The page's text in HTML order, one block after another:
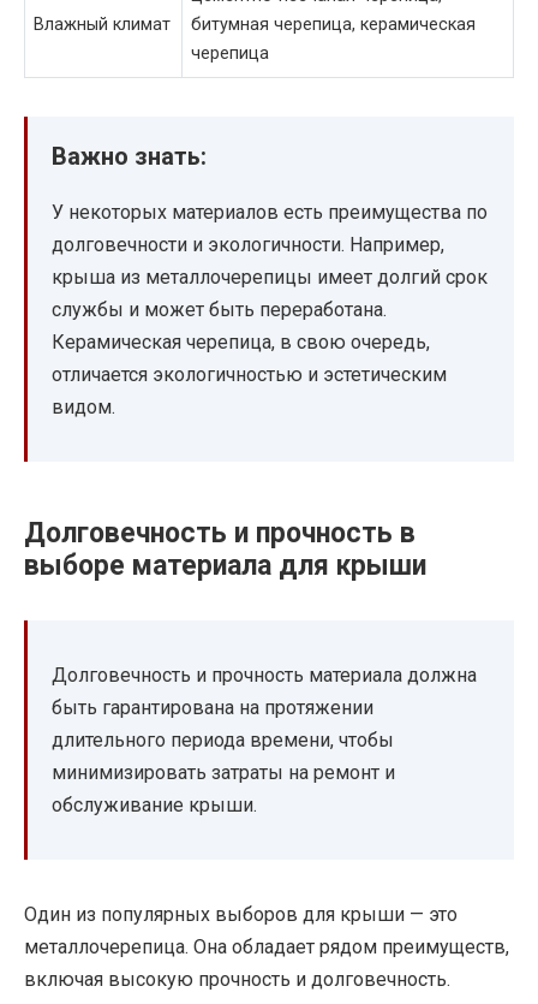
Влажный климат
битумная черепица, керамическая
черепица
Важно знать:
У некоторых материалов есть преимущества по
долговечности и экологичности. Например,
крыша из металлочерепицы имеет долгий срок
службы и может быть переработана.
Керамическая черепица, в свою очередь,
отличается экологичностью и эстетическим
видом.
Долговечность и прочность в
выборе материала для крыши
Долговечность и прочность материала должна
быть гарантирована на протяжении
длительного периода времени, чтобы
минимизировать затраты на ремонт и
обслуживание крыши.
Один из популярных выборов для крыши — это
металлочерепица. Она обладает рядом преимуществ,
включая высокую прочность и долговечность.